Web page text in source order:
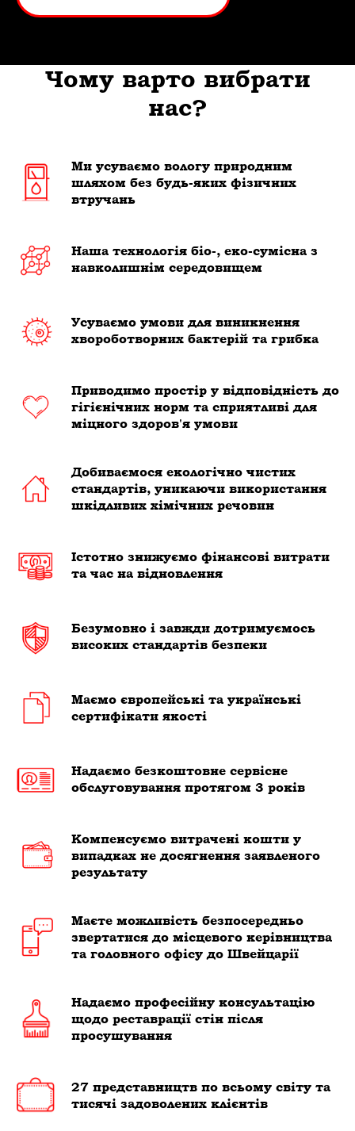
Чому варто вибрати
нас?
Ми усуваємо вологу природним
шляхом без будь-яких фізичних
втручань
Наша технологія біо-, еко-сумісна з
навколишнім середовищем
Усуваємо умови для виникнення
хвороботворних бактерій та грибка
Приводимо простір у відповідність до
гігієнічних норм та сприятливі для
міцного здоров'я умови
Добиваємося екологічно чистих
стандартів, уникаючи використання
шкідливих хімічних речовин
Істотно знижуємо фінансові витрати
та час на відновлення
Безумовно і завжди дотримуємось
високих стандартів безпеки
Маємо європейські та українські
сертифікати якості
Надаємо безкоштовне сервісне
обслуговування протягом 3 років
Компенсуємо витрачені кошти у
випадках не досягнення заявленого
результату
Маєте можливість безпосередньо
звертатися до місцевого керівництва
та головного офісу до Швейцарії
Надаємо професійну консультацію
щодо реставрації стін після
просушування
27 представництв по всьому світу та
тисячі задоволених клієнтів